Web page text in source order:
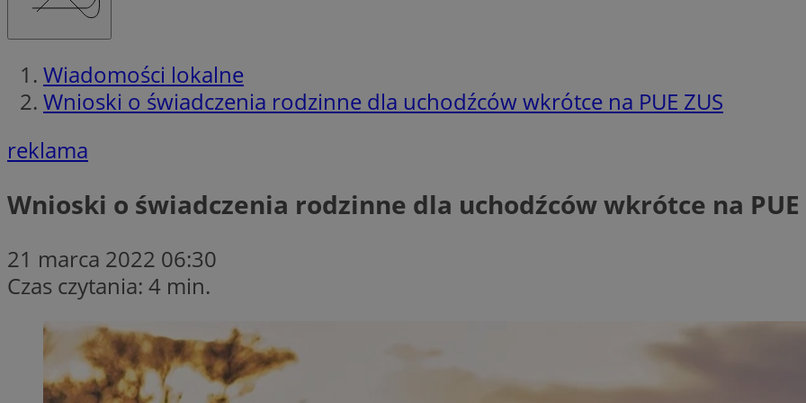
Wiadomości lokalne
Wnioski o świadczenia rodzinne dla uchodźców wkrótce na PUE ZUS
reklama
Wnioski o świadczenia rodzinne dla uchodźców wkrótce na PUE
21 marca 2022 06:30
Czas czytania: 4 min.